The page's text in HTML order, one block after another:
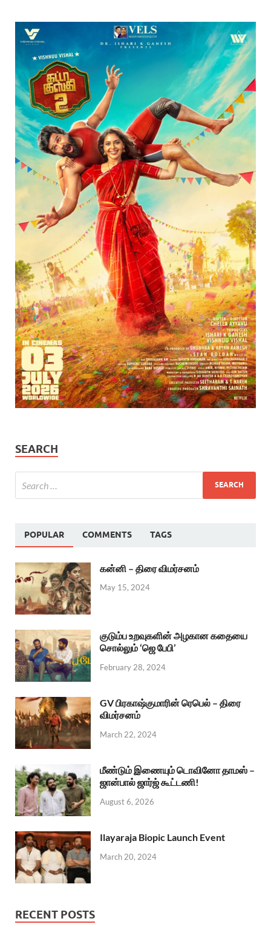
SEARCH
POPULAR COMMENTS TAGS
கன்னி – திரை விமர்சனம்
May 15, 2024
குடும்ப உறவுகளின் அழகான கதையை
சொல்லும் ‘ஜெ பேபி’
February 28, 2024
GV பிரகாஷ்குமாரின் ரெபெல் – திரை
விமர்சனம்
March 22, 2024
மீண்டும் இணையும் டொவினோ தாமஸ் –
ஜான்பால் ஜார்ஜ் கூட்டணி!
August 6, 2026
Ilayaraja Biopic Launch Event
March 20, 2024
RECENT POSTS